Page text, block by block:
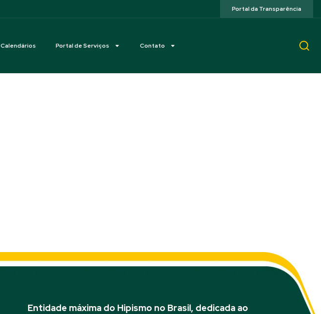
Portal da Transparência
Calendários Portal de Serviços Contato
Entidade máxima do Hipismo no Brasil, dedicada ao